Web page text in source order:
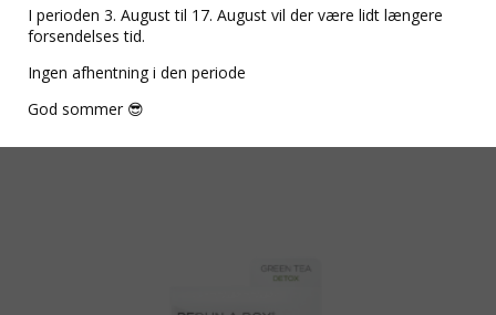
Collagen gloves/handsker med
Hemp oliep
I perioden 3. August til 17. August vil der være lidt længere
forsendelses tid.
Ingen afhentning i den periode
God sommer 😎